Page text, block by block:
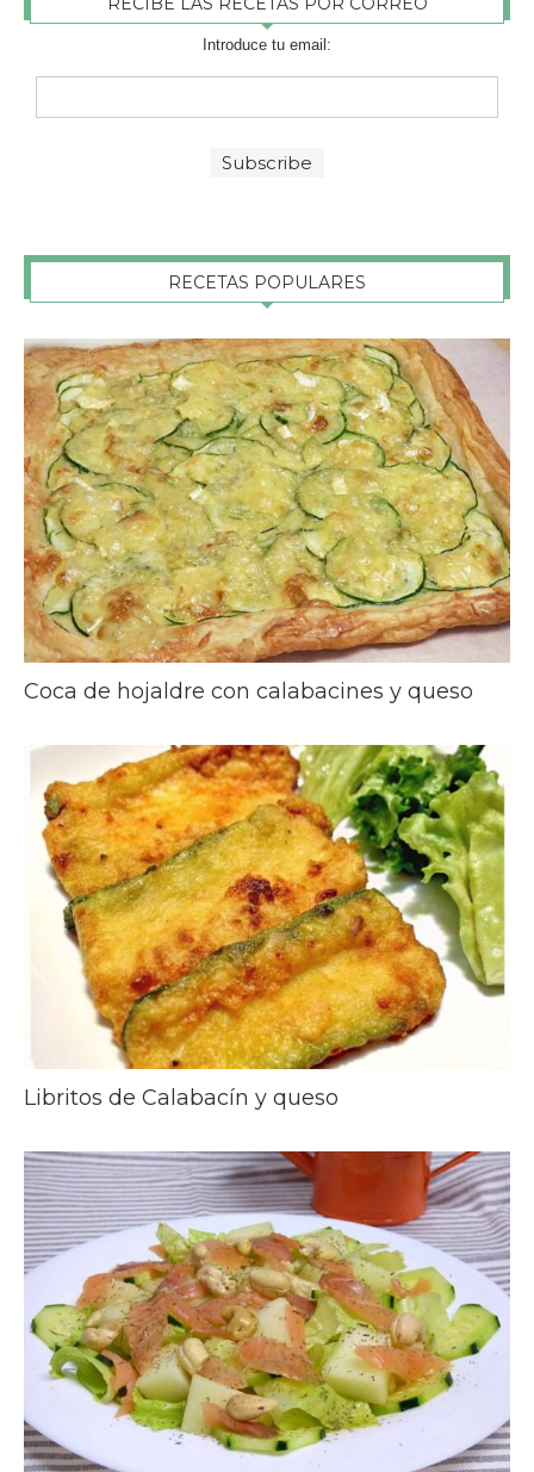
Introduce tu email:
RECETAS POPULARES
Coca de hojaldre con calabacines y queso
Libritos de Calabacín y queso